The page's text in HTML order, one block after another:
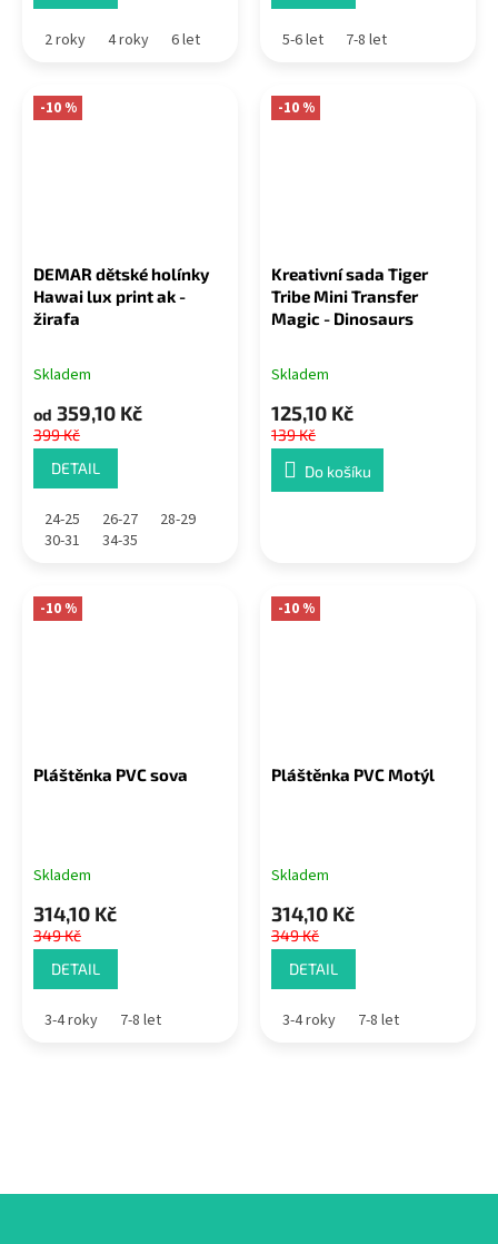
2 roky 4 roky 6 let 5-6 let 7-8 let
-10 %
DEMAR dětské holínky
Hawai lux print ak -
žirafa
Skladem
od 359,10 Kč
399 Kč
DETAIL
24-25 26-27
28-29
30-31
34-35
-10 %
Kreativní sada Tiger
Tribe Mini Transfer
Magic - Dinosaurs
Skladem
125,10 Kč
139 Kč
Do košíku
-10 %
Pláštěnka PVC sova
Skladem
314,10 Kč
349 Kč
DETAIL
3-4 roky 7-8 let
-10 %
Pláštěnka PVC Motýl
Skladem
314,10 Kč
349 Kč
DETAIL
3-4 roky 7-8 let